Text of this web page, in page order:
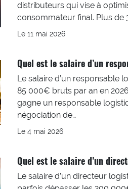
distributeurs qui vise à
consommateur final. Plus de
Le 11 mai 2026
Quel est le salaire d’un
Le salaire d’un responsable
85 000€ bruts par an en
gagne un responsable
négociation de…
Le 4 mai 2026
Quel est le salaire d’un
Le salaire d’un directeur